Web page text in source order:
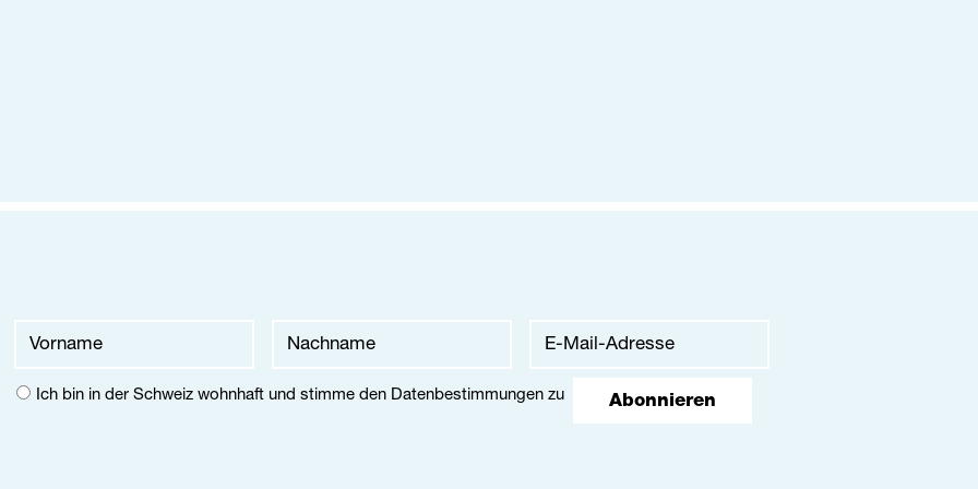
Abonnieren
Ich bin in der Schweiz wohnhaft und stimme den Datenbestimmungenzu